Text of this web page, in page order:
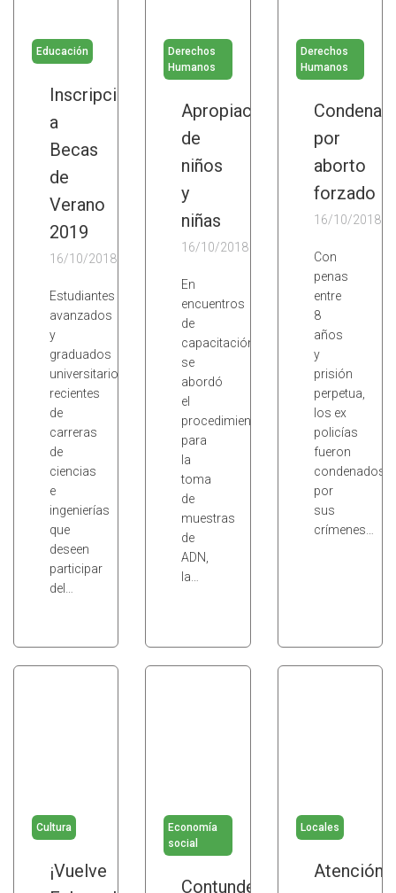
Educación
Inscripción
a
Becas
de
Verano
2019
16/10/2018
Estudiantes
avanzados
y
graduados
universitarios
recientes
de
carreras
de
ciencias
e
ingenierías
que
deseen
participar
del…
Derechos
Humanos
Apropiación
de
niños
y
niñas
16/10/2018
En
encuentros
de
capacitación
se
abordó
el
procedimiento
para
la
toma
de
muestras
de
ADN,
la…
Derechos
Humanos
Condena
por
aborto
forzado
16/10/2018
Con
penas
entre
8
años
y
prisión
perpetua,
los ex
policías
fueron
condenados
por
sus
crímenes…
Cultura
¡Vuelve
Economía
social
Contundente
Locales
Atención